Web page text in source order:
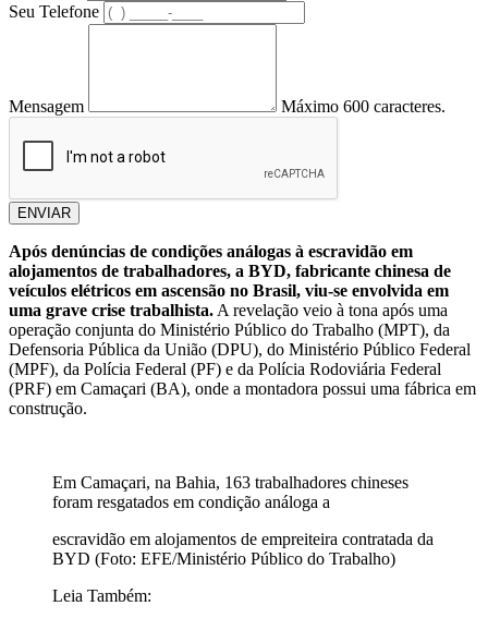
Seu Telefone
Mensagem Máximo 600 caracteres.
ENVIAR
Após denúncias de condições análogas à escravidão em
alojamentos de trabalhadores, a BYD, fabricante chinesa de
veículos elétricos em ascensão no Brasil, viu-se envolvida em
uma grave crise trabalhista. A revelação veio à tona após uma
operação conjunta do Ministério Público do Trabalho (MPT), da
Defensoria Pública da União (DPU), do Ministério Público Federal
(MPF), da Polícia Federal (PF) e da Polícia Rodoviária Federal
(PRF) em Camaçari (BA), onde a montadora possui uma fábrica em
construção.
Em Camaçari, na Bahia, 163 trabalhadores chineses
foram resgatados em condição análoga a
escravidão em alojamentos de empreiteira contratada da
BYD (Foto: EFE/Ministério Público do Trabalho)
Leia Também: